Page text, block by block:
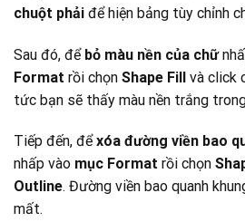
chuột phải để hiện bảng tùy chỉnh
Sau đó, để bỏ màu nền của chữ
Format rồi chọn Shape Fill và click
tức bạn sẽ thấy màu nền trắng
Tiếp đến, đểxóa đường viền bao
nhấp vào mục Format rồi chọn
Outline. Đường viền bao quanh
mất.